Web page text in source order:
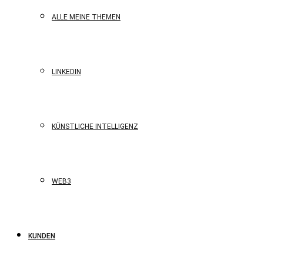
ALLE MEINE THEMEN
LINKEDIN
KÜNSTLICHE INTELLIGENZ
WEB3
KUNDEN